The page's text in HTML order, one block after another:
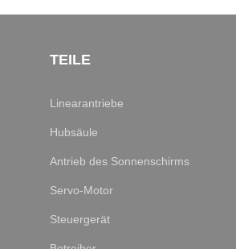
TEILE
Linearantriebe
Hubsäule
Antrieb des Sonnenschirms
Servo-Motor
Steuergerät